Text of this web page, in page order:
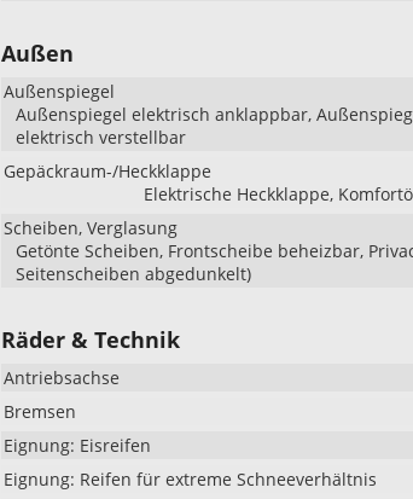
Außen
Außenspiegel
Außenspiegel elektrisch anklappbar,
elektrisch verstellbar
Gepäckraum-/Heckklappe
Elektrische Heckklappe,
Scheiben, Verglasung
Getönte Scheiben, Frontscheibe beheizbar,
Seitenscheiben abgedunkelt)
Räder & Technik
Antriebsachse
Bremsen
Eignung: Eisreifen
Eignung: Reifen für extreme Schneeverhältnis